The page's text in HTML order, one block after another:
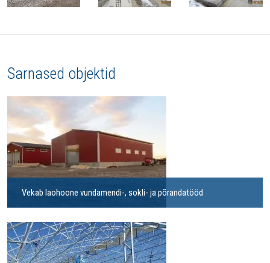
Sarnased objektid
Vekab laohoone vundamendi-, sokli- ja põrandatööd